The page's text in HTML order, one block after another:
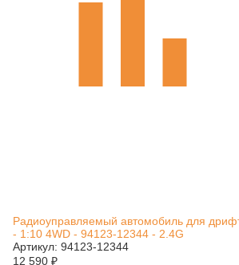
Радиоуправляемый автомобиль для
- 1:10 4WD - 94123-12344 - 2.4G
Артикул: 94123-12344
12 590 ₽